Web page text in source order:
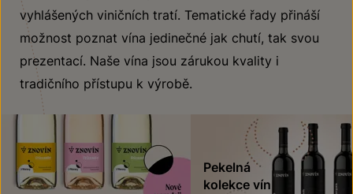
vyhlášených viničních tratí. Tematické řady přináší
možnost poznat vína jedinečné jak chutí, tak svou
prezentací. Naše vína jsou zárukou kvality i
tradičního přístupu k výrobě.
Pekelná
kolekce vín